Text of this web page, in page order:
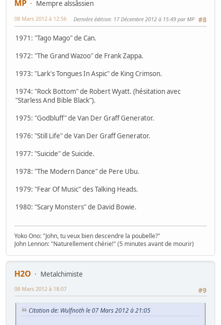
MP
Mempre alssâssien
#8
08 Mars 2012 à 12:56 Dernière édition: 17 Décembre 2012 à 15:49 par MP
1971: "Tago Mago" de Can.
1972: "The Grand Wazoo" de Frank Zappa.
1973: "Lark's Tongues In Aspic" de King Crimson.
1974: "Rock Bottom" de Robert Wyatt. (hésitation avec
"Starless And Bible Black").
1975: "Godbluff" de Van Der Graff Generator.
1976: "Still Life" de Van Der Graff Generator.
1977: "Suicide" de Suicide.
1978: "The Modern Dance" de Pere Ubu.
1979: "Fear Of Music" des Talking Heads.
1980: "Scary Monsters" de David Bowie.
Yoko Ono: "John, tu veux bien descendre la poubelle?"
John Lennon: "Naturellement chérie!" (5 minutes avant de mourir)
H2O
Metalchimiste
#9
08 Mars 2012 à 18:07
Citation de: Wulfnoth le 07 Mars 2012 à 21:05